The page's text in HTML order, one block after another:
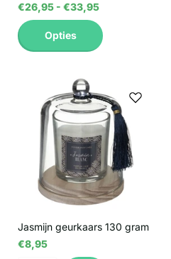
€26,95 - €33,95
Opties
Jasmijn geurkaars 130 gram
€8,95